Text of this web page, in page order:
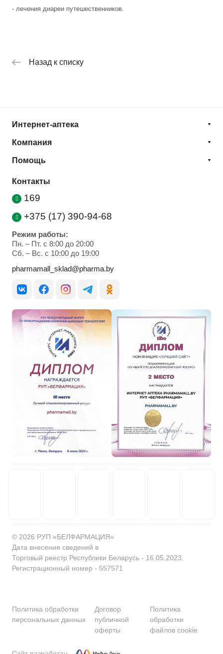
- лечения диареи путешественников.
Назад к списку
Интернет-аптека
Компания
Помощь
Контакты
169
+375 (17) 390-94-68
Режим работы:
Пн. – Пт. с 8:00 до 20:00
Cб. – Вс. с 10:00 до 19:00
pharmamall_sklad@pharma.by
© 2026 РУП «БЕЛФАРМАЦИЯ»
Дата внесения сведений в
Торговый реестр Республики Беларусь - 16.05.2023.
Регистрационный номер - 557571
Политика обработки
персональных данных
Договор
публичной
оферты
Политика
обработки
файлов cookie